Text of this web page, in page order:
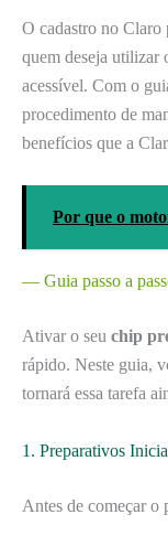
O cadastro no Claro
quem deseja utilizar
acessível. Com o
procedimento de
benefícios que a
Por que o
— Guia passo a
Ativar o seu chip
rápido. Neste guia,
tornará essa tarefa
1. Preparativos
Antes de começar o